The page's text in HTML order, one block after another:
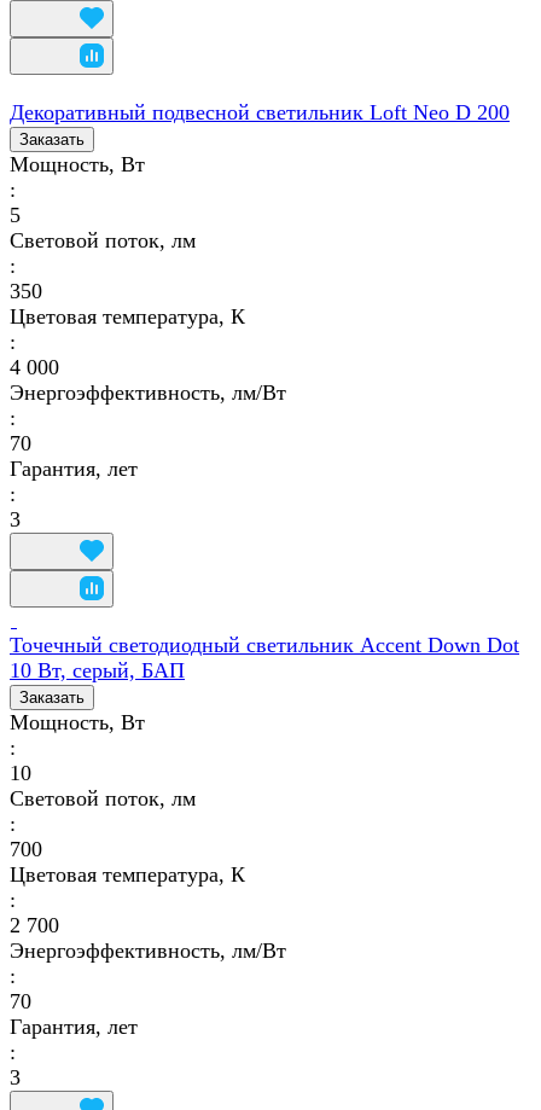
Декоративный подвесной светильник Loft Neo D 200
Заказать
Мощность, Вт
:
5
Световой поток, лм
:
350
Цветовая температура, К
:
4 000
Энергоэффективность, лм/Вт
:
70
Гарантия, лет
:
3
Точечный светодиодный светильник Accent Down Dot
10 Вт, серый, БАП
Заказать
Мощность, Вт
:
10
Световой поток, лм
:
700
Цветовая температура, К
:
2 700
Энергоэффективность, лм/Вт
:
70
Гарантия, лет
:
3